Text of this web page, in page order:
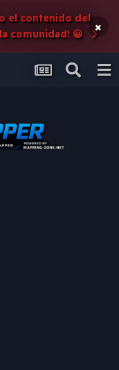
el contenido del
comunidad! 😀
×